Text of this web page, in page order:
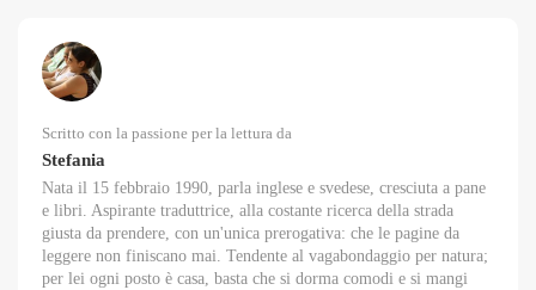
Scritto con la passione per la lettura da
Stefania
Nata il 15 febbraio 1990, parla inglese e svedese, cresciuta a pane
e libri. Aspirante traduttrice, alla costante ricerca della strada
giusta da prendere, con un'unica prerogativa: che le pagine da
leggere non finiscano mai. Tendente al vagabondaggio per natura;
per lei ogni posto è casa, basta che si dorma comodi e si mangi